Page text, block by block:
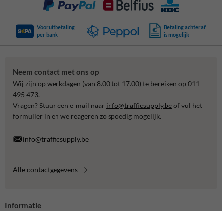
Vooruitbetaling
per bank
Betaling achteraf
is mogelijk
Neem contact met ons op
Wij zijn op werkdagen (van 8.00 tot 17.00) te bereiken op 011
495 473.
Vragen? Stuur een e-mail naar info@trafficsupply.beof vul het
formulier in en we reageren zo spoedig mogelijk.
info@trafficsupply.be
Alle contactgegevens
Informatie